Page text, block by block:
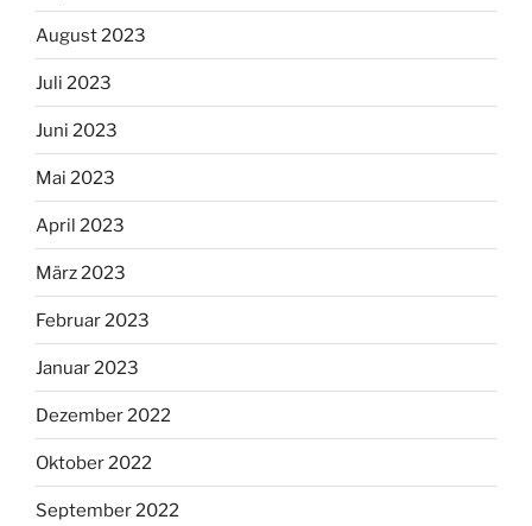
August 2023
Juli 2023
Juni 2023
Mai 2023
April 2023
März 2023
Februar 2023
Januar 2023
Dezember 2022
Oktober 2022
September 2022